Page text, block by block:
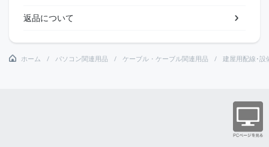
返品について
ホーム パソコン関連用品 ケーブル・ケーブル関連用品 建屋用配線･設